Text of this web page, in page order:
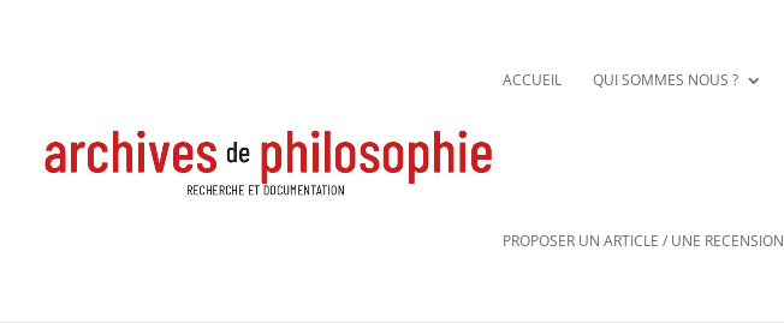
ACCUEIL QUI SOMMES NOUS ?
PROPOSER UN ARTICLE / UNE RECENSION